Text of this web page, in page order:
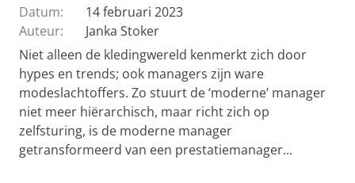
Datum:
14 februari 2023
Auteur:
Janka Stoker
Niet alleen de kledingwereld kenmerkt zich door
hypes en trends; ook managers zijn ware
modeslachtoffers. Zo stuurt de ‘moderne’ manager
niet meer hiërarchisch, maar richt zich op
zelfsturing, is de moderne manager
getransformeerd van een prestatiemanager...